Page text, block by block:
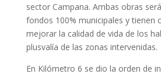
sector Campana. Ambas obras
fondos 100% municipales y tienen
mejorar la calidad de vida de los
plusvalía de las zonas intervenidas.
En Kilómetro 6 se dio la orden de